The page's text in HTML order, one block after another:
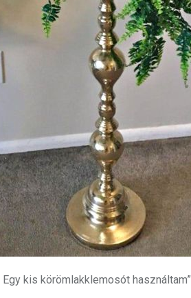
Egy kis körömlakklemosót használtam”